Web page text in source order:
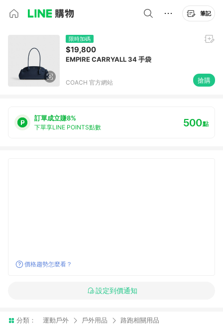
筆記
限時加碼
$19,800
EMPIRE CARRYALL 34 手袋
COACH 官方網站 搶購
訂單成立賺8%
下單享LINE POINTS點數 500點
價格趨勢怎麼看？
設定到價通知
分類： 運動戶外 戶外用品 路跑相關用品